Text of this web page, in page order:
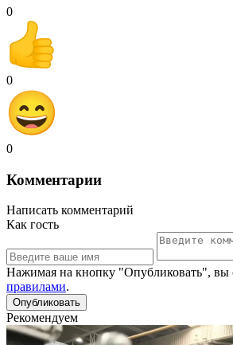
0
0
0
Комментарии
Написать комментарий
Как гость
Нажимая на кнопку "Опубликовать", вы
правилами.
Рекомендуем